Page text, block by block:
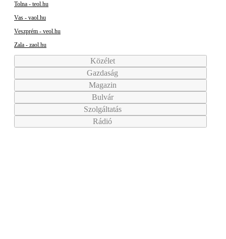
Tolna - teol.hu
Vas - vaol.hu
Veszprém - veol.hu
Zala - zaol.hu
Közélet
Gazdaság
Magazin
Bulvár
Szolgáltatás
Rádió